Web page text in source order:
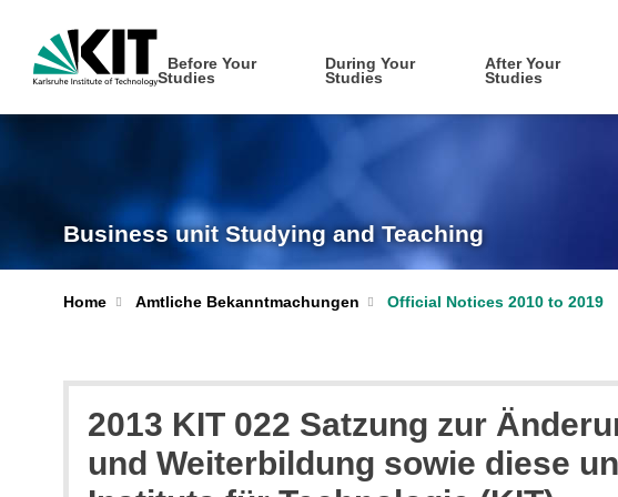
Before Your
Studies
During Your
Studies
After Your
Studies
Business unit Studying and Teaching
Home Amtliche Bekanntmachungen Official Notices 2010 to 2019
2013 KIT 022 Satzung zur
und Weiterbildung sowie diese